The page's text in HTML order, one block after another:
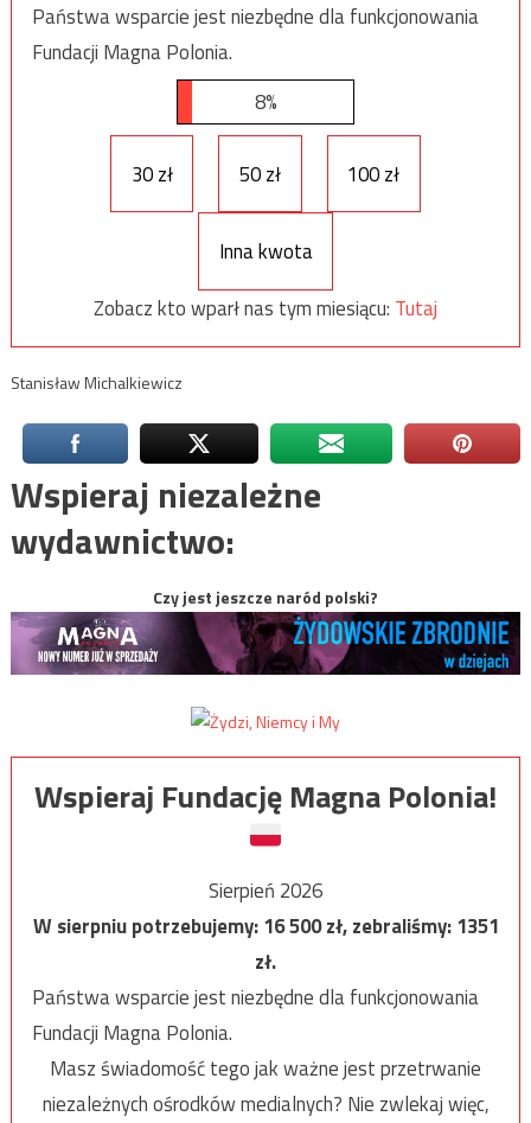
Państwa wsparcie jest niezbędne dla funkcjonowania
Fundacji Magna Polonia.
8%
30 zł 50 zł 100 zł
Inna kwota
Zobacz kto wparł nas tym miesiącu: Tutaj
Stanisław Michalkiewicz
Wspieraj niezależne
wydawnictwo:
Czy jest jeszcze naród polski?
Wspieraj Fundację Magna Polonia!
Sierpień 2026
W sierpniu potrzebujemy:16 500zł, zebraliśmy:1351
zł.
Państwa wsparcie jest niezbędne dla funkcjonowania
Fundacji Magna Polonia.
Masz świadomość tego jak ważne jest przetrwanie
niezależnych ośrodków medialnych? Nie zwlekaj więc,